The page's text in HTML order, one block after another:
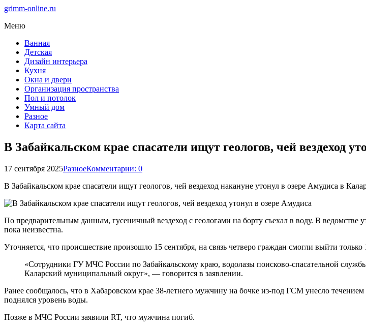
grimm-online.ru
Меню
Ванная
Детская
Дизайн интерьера
Кухня
Окна и двери
Организация пространства
Пол и потолок
Умный дом
Разное
Карта сайта
В Забайкальском крае спасатели ищут геологов, чей вездеход
17 сентября 2025РазноеКомментарии: 0
В Забайкальском крае спасатели ищут геологов, чей вездеход накануне утонул в озере Амудиса в
По предварительным данным, гусеничный вездеход с геологами на борту съехал в воду. В ведомстве
пока неизвестна.
Уточняется, что происшествие произошло 15 сентября, на связь четверо граждан смогли выйти только
«Сотрудники ГУ МЧС России по Забайкальскому краю, водолазы поисково-спасательной
Каларский муниципальный округ», — говорится в заявлении.
Ранее сообщалось, что в Хабаровском крае 38-летнего мужчину на бочке из-под ГСМ унесло
поднялся уровень воды.
Позже в МЧС России заявили RT, что мужчина погиб.